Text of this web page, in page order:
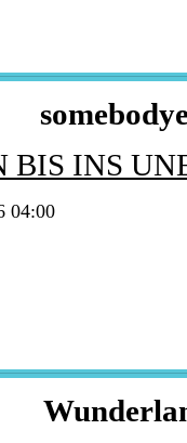
BIS INS
04:00